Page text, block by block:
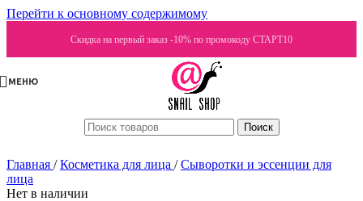
Перейти к основному содержимому
Скидка на первый заказ -10% по промокоду СТАРТ10
МЕНЮ
Поиск
Главная / Косметика для лица / Сыворотки и эссенции для
лица
Нет в наличии